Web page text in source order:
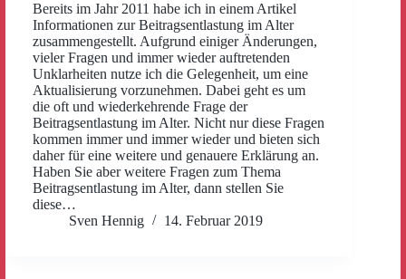
Bereits im Jahr 2011 habe ich in einem Artikel
Informationen zur Beitragsentlastung im Alter
zusammengestellt. Aufgrund einiger Änderungen,
vieler Fragen und immer wieder auftretenden
Unklarheiten nutze ich die Gelegenheit, um eine
Aktualisierung vorzunehmen. Dabei geht es um
die oft und wiederkehrende Frage der
Beitragsentlastung im Alter. Nicht nur diese Fragen
kommen immer und immer wieder und bieten sich
daher für eine weitere und genauere Erklärung an.
Haben Sie aber weitere Fragen zum Thema
Beitragsentlastung im Alter, dann stellen Sie
diese…
Sven Hennig
14. Februar 2019